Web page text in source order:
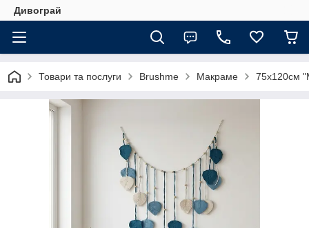
Дивограй
Товари та послуги Brushme Макраме 75x120см